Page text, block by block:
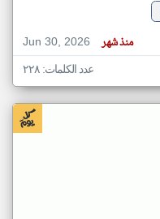
Jun 30, 2026
منذ شهر
عدد الكلمات: ٢٢٨